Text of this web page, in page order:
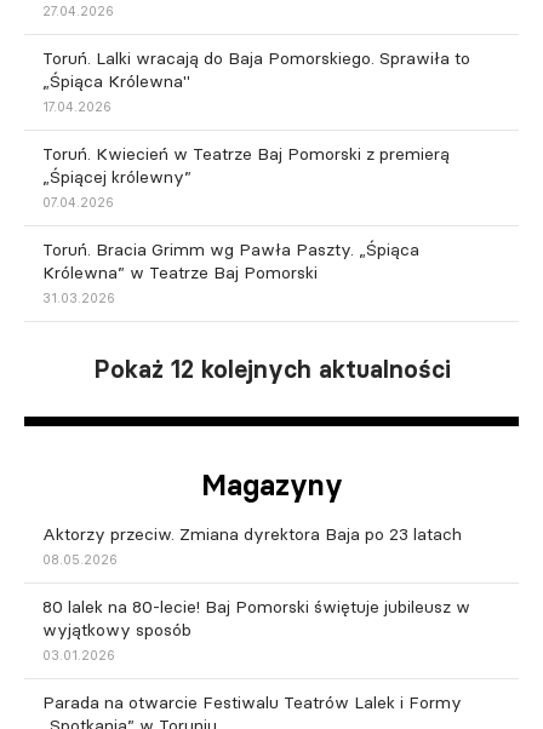
27.04.2026
Toruń. Lalki wracają do Baja Pomorskiego. Sprawiła to
„Śpiąca Królewna"
17.04.2026
Toruń. Kwiecień w Teatrze Baj Pomorski z premierą
„Śpiącej królewny”
07.04.2026
Toruń. Bracia Grimm wg Pawła Paszty. „Śpiąca
Królewna” w Teatrze Baj Pomorski
31.03.2026
Pokaż 12 kolejnych aktualności
Magazyny
Aktorzy przeciw. Zmiana dyrektora Baja po 23 latach
08.05.2026
80 lalek na 80-lecie! Baj Pomorski świętuje jubileusz w
wyjątkowy sposób
03.01.2026
Parada na otwarcie Festiwalu Teatrów Lalek i Formy